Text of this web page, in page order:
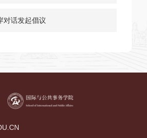
教授在《政治学研究》发表学术
对话发起倡议